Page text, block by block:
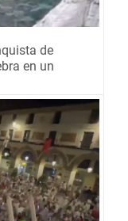
de
en un